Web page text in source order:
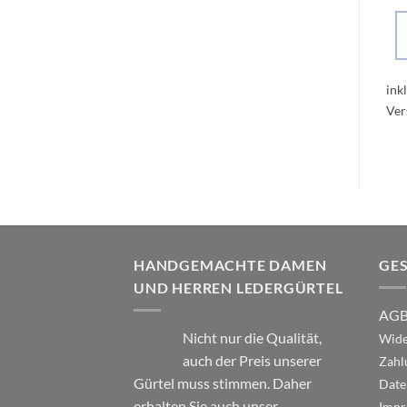
HANDGEMACHTE DAMEN
UND HERREN LEDERGÜRTEL
Nicht nur die Qualität,
auch der Preis unserer
Gürtel muss stimmen. Daher